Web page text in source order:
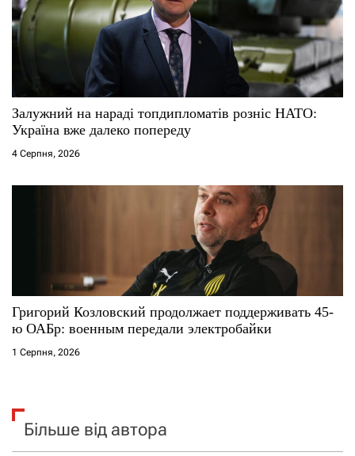
Залужний на нараді топдипломатів розніс НАТО:
Україна вже далеко попереду
4 Серпня, 2026
Григорий Козловский продолжает поддерживать 45-
ю ОАБр: военным передали электробайки
1 Серпня, 2026
Більше від автора